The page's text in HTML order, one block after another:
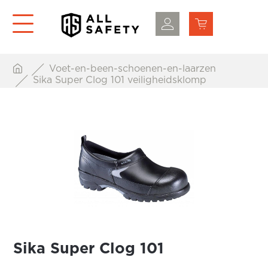
Voet-en-been-schoenen-en-laarzen
Sika Super Clog 101 veiligheidsklomp
Sika Super Clog 101